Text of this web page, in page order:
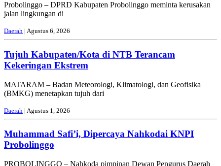
Probolinggo – DPRD Kabupaten Probolinggo meminta kerusakan
jalan lingkungan di
Daerah | Agustus 6, 2026
Tujuh Kabupaten/Kota di NTB Terancam
Kekeringan Ekstrem
MATARAM – Badan Meteorologi, Klimatologi, dan Geofisika
(BMKG) menetapkan tujuh dari
Daerah | Agustus 1, 2026
Muhammad Safi’i, Dipercaya Nahkodai KNPI
Probolinggo
PROBOLINGGO – Nahkoda pimpinan Dewan Pengurus Daerah